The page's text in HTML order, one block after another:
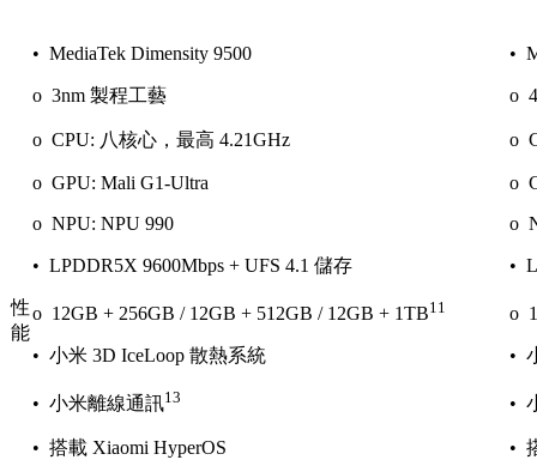
性
能
• MediaTek Dimensity 9500
o 3nm 製程工藝
o CPU: 八核心，最高 4.21GHz
o GPU: Mali G1-Ultra
o NPU: NPU 990
• LPDDR5X 9600Mbps + UFS 4.1 儲存
o 12GB + 256GB / 12GB + 512GB / 12GB + 1TB11
• 小米 3D IceLoop 散熱系統
• 小米離線通訊13
• 搭載 Xiaomi HyperOS
•
o
o
o
o
•
o
•
•
•